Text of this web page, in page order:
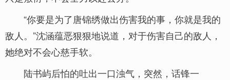
“你要是为了唐锦绣做出伤害我的事，你就是我的
敌人。”沈涵蕴恶狠狠地说道，对于伤害自己的敌人，
她绝对不会心慈手软。
陆书屿后怕的吐出一口浊气，突然，话锋一